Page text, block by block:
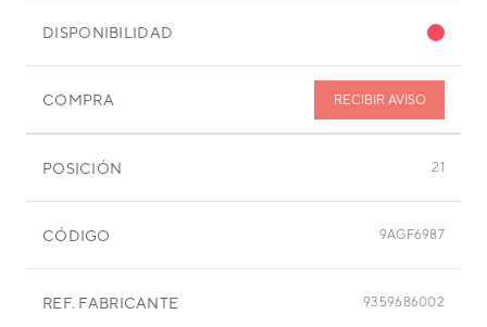
DISPONIBILIDAD
COMPRA RECIBIR AVISO
POSICIÓN 21
CÓDIGO 9AGF6987
REF. FABRICANTE 9359686002